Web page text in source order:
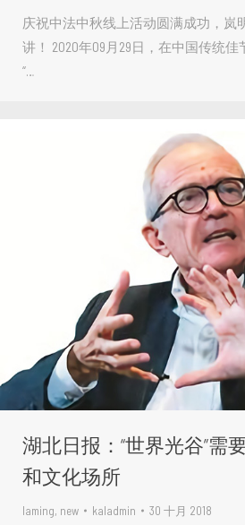
庆祝中法中秋线上活动圆满成功，岚
讲！ 2020年09月29日，在中国传统佳
“…
湖北日报：“世界光谷”需
和文化场所
laming, new kaladmin 30 十月 2018